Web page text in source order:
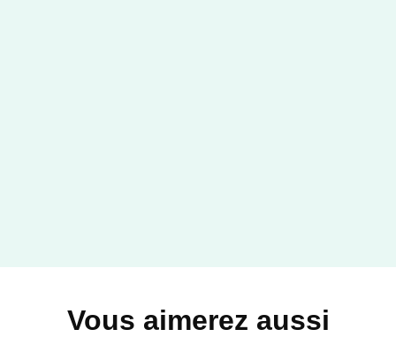
Vous aimerez aussi